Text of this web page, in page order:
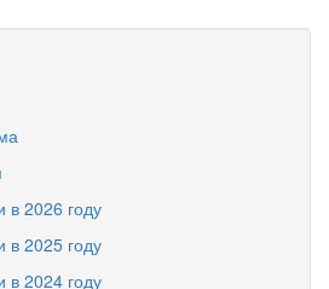
в 2026 году
в 2025 году
в 2024 году